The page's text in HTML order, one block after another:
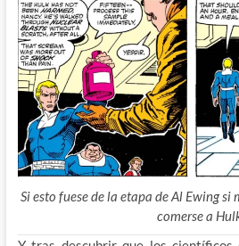
Si esto fuese de la etapa de Al Ewing si
comerse a